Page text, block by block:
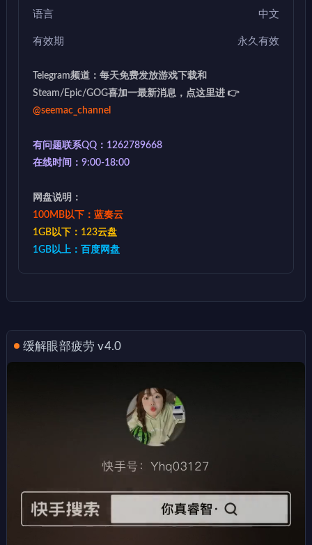
语言 中文
有效期 永久有效
Telegram频道：每天免费发放游戏下载和
Steam/Epic/GOG喜加一最新消息，点这里进 👉
@seemac_channel
有问题联系QQ：1262789668
在线时间：9:00-18:00
网盘说明：
100MB以下：蓝奏云
1GB以下：123云盘
1GB以上：百度网盘
缓解眼部疲劳 v4.0